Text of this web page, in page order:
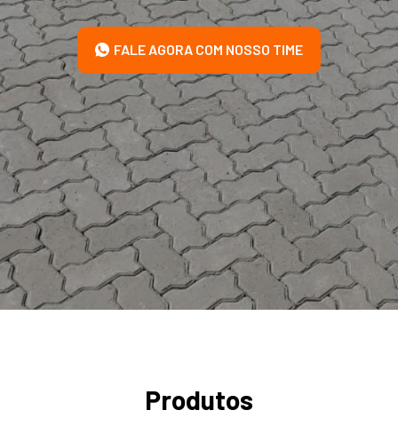
FALE AGORA COM NOSSO TIME
Produtos